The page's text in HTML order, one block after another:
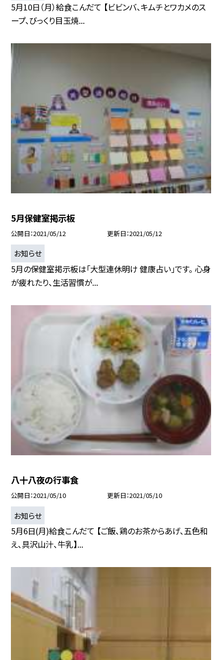
5月10日（月）給食こんだて 【ビビンバ、キムチとワカメのス
ープ、びっくり目玉焼...
5月保健室掲示板
公開日 2021/05/12 更新日 2021/05/12
お知らせ
5月の保健室掲示板は「大型連休明け 健康占い」です。 心身
が疲れたり、生活習慣が...
八十八夜の行事食
公開日 2021/05/10 更新日 2021/05/10
お知らせ
5月6日(月)給食こんだて 【ご飯、鶏のお茶からあげ、五色和
え、具沢山汁、牛乳】...